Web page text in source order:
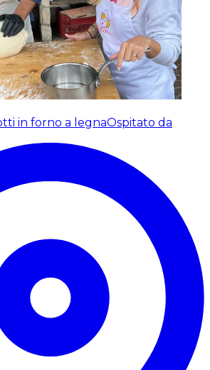
in forno a legnaOspitato da